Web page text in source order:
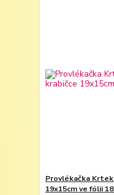
Provlékačka
19x15cm ve fólii